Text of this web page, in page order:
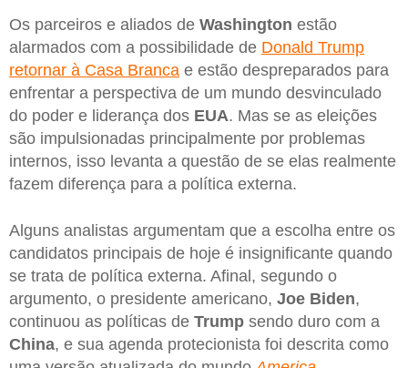
Os parceiros e aliados de Washington estão
alarmados com a possibilidade de Donald Trump
retornar à Casa Branca e estão despreparados para
enfrentar a perspectiva de um mundo desvinculado
do poder e liderança dos EUA. Mas se as eleições
são impulsionadas principalmente por problemas
internos, isso levanta a questão de se elas realmente
fazem diferença para a política externa.
Alguns analistas argumentam que a escolha entre os
candidatos principais de hoje é insignificante quando
se trata de política externa. Afinal, segundo o
argumento, o presidente americano, Joe Biden,
continuou as políticas de Trump sendo duro com a
China, e sua agenda protecionista foi descrita como